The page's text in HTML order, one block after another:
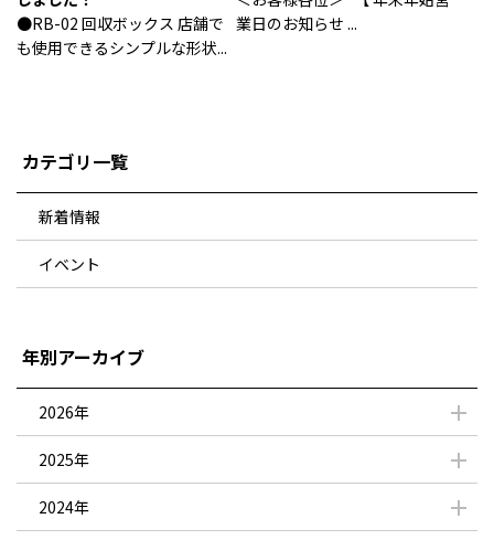
●RB-02 回収ボックス 店舗で
も使用できるシンプルな形状...
業日のお知らせ ...
カテゴリ一覧
新着情報
イベント
年別アーカイブ
2026年
2025年
2024年